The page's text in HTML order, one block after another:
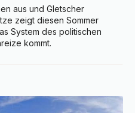
aus und Gletscher
zeigt diesen Sommer
System des politischen
kommt.